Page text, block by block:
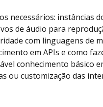
necessários: instâncias
de áudio para
com linguagens de
em APIs e como
conhecimento básico
ou customização das